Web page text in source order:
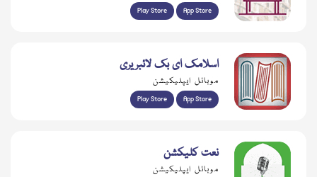
Play Store App Store
اسلامک ای بک لائبریری
موبائل ایپلیکیشن
Play Store App Store
نعت کلیکشن
موبائل ایپلیکیشن